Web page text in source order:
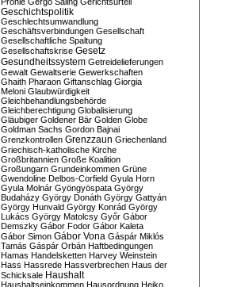
Geschichtspolitik
Geschlechtsumwandlung
Geschäftsverbindungen Gesellschaft
Gesellschaftliche Spaltung
Gesellschaftskrise Gesetz
Gesundheitssystem Getreidelieferungen
Gewalt Gewaltserie Gewerkschaften
Ghaith Pharaon Giftanschlag Giorgia
Meloni Glaubwürdigkeit
Gleichbehandlungsbehörde
Gleichberechtigung Globalisierung
Gläubiger Goldener Bär Golden Globe
Goldman Sachs Gordon Bajnai
Grenzkontrollen Grenzzaun Griechenland
Griechisch-katholische Kirche
Großbritannien Große Koalition
Großungarn Grundeinkommen Grüne
Gwendoline Delbos-Corfield Gyula Horn
Gyula Molnár Gyöngyöspata György
Budaházy György Donáth György Gattyán
György Hunvald György Konrád György
Lukács György Matolcsy Győr Gábor
Demszky Gábor Fodor Gábor Kaleta
Gábor Simon Gábor Vona Gáspár Miklós
Tamás Gáspár Orbán Haftbedingungen
Hamas Handelsketten Harvey Weinstein
Hass Hassrede Hassverbrechen Haus der
Schicksale Haushalt
Haushaltseinkommen Hausordnung Heiko